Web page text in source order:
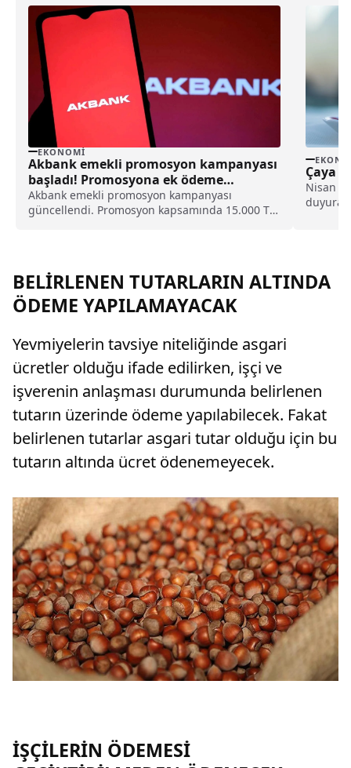
EKONOMI
Akbank emekli promosyon kampanyası
başladı! Promosyona ek ödeme
yapılacak
Akbank emekli promosyon kampanyası
güncellendi. Promosyon kapsamında 15.000 TL
Çaya
Nisan
duyuran
BELİRLENEN TUTARLARIN ALTINDA
ÖDEME YAPILAMAYACAK
Yevmiyelerin tavsiye niteliğinde asgari
ücretler olduğu ifade edilirken, işçi ve
işverenin anlaşması durumunda belirlenen
tutarın üzerinde ödeme yapılabilecek. Fakat
belirlenen tutarlar asgari tutar olduğu için bu
tutarın altında ücret ödenemeyecek.
İŞÇİLERİN ÖDEMESİ